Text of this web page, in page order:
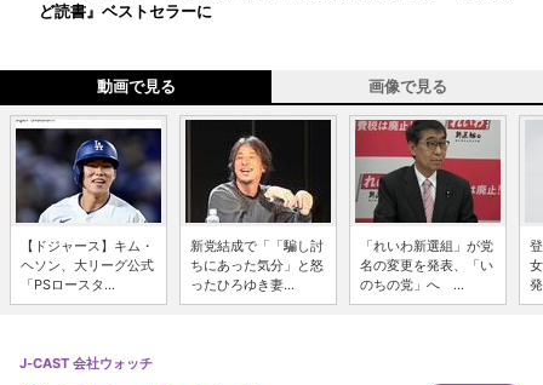
ど読書』ベストセラーに
動画で見る 画像で見る
【ドジャース】キム・
ヘソン、大リーグ公式
「PSロースタ...
新党結成で「「騙し討
ちにあった気分」と怒
ったひろゆき妻...
「れいわ新選組」が党
名の変更を発表、「い
のちの党」へ ...
J-CAST 会社ウォッチ